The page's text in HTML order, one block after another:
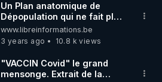
Un Plan anatomique de
Dépopulation qui ne fait plus
aucun do
www.libreinformations.be
3 years ago
10.8 k views
"VACCIN Covid" le grand
mensonge. Extrait de la